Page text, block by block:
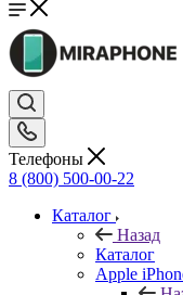
Телефоны
8 (800) 500-00-22
Каталог
Назад
Каталог
Apple